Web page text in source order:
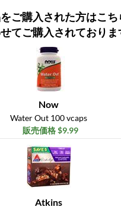
ご購入された方はこ
てご購入されておりま
Now
Water Out 100 vcaps
販売価格 $9.99
Atkins